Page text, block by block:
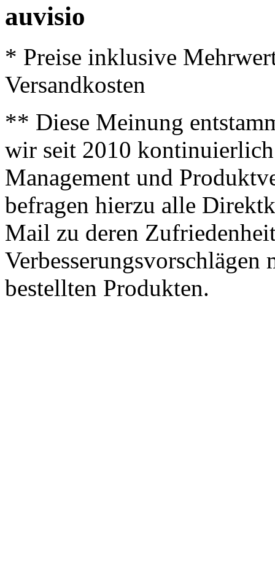
auvisio
* Preise inklusive
Versandkosten
** Diese Meinung
wir seit 2010
Management und
befragen hierzu alle
Mail zu deren
bestellten Produkten.